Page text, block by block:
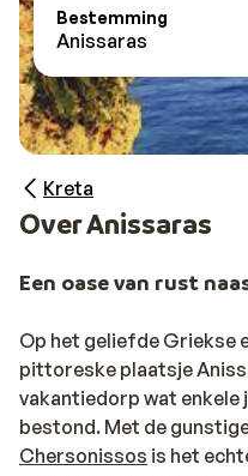
Bestemming
Anissaras
Kreta
Over Anissaras
Een oase van rust
Op het geliefde Griekse
pittoreske plaatsje
vakantiedorp wat enkele
bestond. Met de
Chersonissos is het